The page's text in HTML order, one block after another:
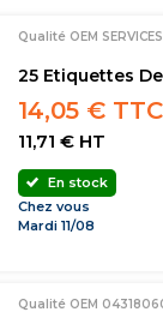
Qualité OEM
25 Etiquettes
14,05 € TTC
11,71 € HT
En stock
Chez vous
Mardi 11/08
Qualité OEM